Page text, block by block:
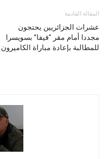
المقالة القادمة
عشرات الجزائريين يحتجون
مجددا أمام مقر “فيفا” بسويسرا
للمطالبة بإعادة مباراة الكاميرون